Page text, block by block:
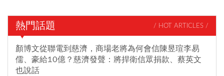
熱門話題 / HOT ARTICLES /
顏博文從聯電到慈濟，商場老將為何會信陳昱瑄李易
儒、豪給10億？慈濟發聲：將捍衛信眾捐款、蔡英文
也說話